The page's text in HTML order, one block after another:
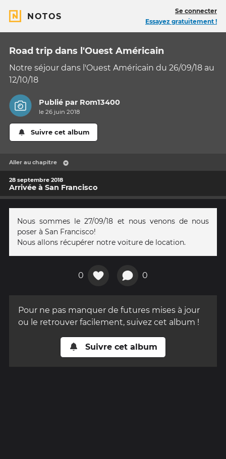
NOTOS
Se connecter
Essayez gratuitement !
Road trip dans l'Ouest Américain
Notre séjour dans l'Ouest Américain du 26/09/18 au
12/10/18
Publié par Rom13400
le 26 juin 2018
Suivre cet album
Aller au chapitre
28 septembre 2018
Arrivée à San Francisco
Nous sommes le 27/09/18 et nous venons de nous
poser à San Francisco!
Nous allons récupérer notre voiture de location.
0 0
Pour ne pas manquer de futures mises à jour
ou le retrouver facilement, suivez cet album !
Suivre cet album